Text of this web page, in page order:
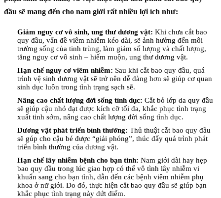
đầu sẽ mang đến cho nam giới rất nhiều lợi ích như:
Giảm nguy cơ vô sinh, ung thư dương vật: Khi chưa cắt bao
quy đầu, vấn đề viêm nhiễm kéo dài, sẽ ảnh hưởng đến môi
trường sống của tinh trùng, làm giảm số lượng và chất lượng,
tăng nguy cơ vô sinh – hiếm muộn, ung thư dương vật.
Hạn chế nguy cơ viêm nhiễm: Sau khi cắt bao quy đầu, quá
trình vệ sinh dương vật sẽ trở nên dễ dàng hơn sẽ giúp cơ quan
sinh dục luôn trong tình trạng sạch sẽ.
Nâng cao chất lượng đời sống tình dục: Cắt bỏ lớp da quy đầu
sẽ giúp cậu nhỏ đạt được kích cỡ tối đa, khắc phục tình trạng
xuất tinh sớm, nâng cao chất lượng đời sống tình dục.
Dương vật phát triển bình thường: Thủ thuật cắt bao quy đầu
sẽ gúp cho cậu bé được “giải phóng”, thúc đẩy quá trình phát
triển bình thường của dương vật.
Hạn chế lây nhiễm bệnh cho bạn tình: Nam giới dài hay hẹp
bao quy đầu trong lúc giao hợp có thể vô tình lây nhiễm vi
khuẩn sang cho bạn tình, dẫn đến các bệnh viêm nhiễm phụ
khoa ở nữ giới. Do đó, thực hiện cắt bao quy đầu sẽ giúp bạn
khắc phục tình trạng này dứt điểm.